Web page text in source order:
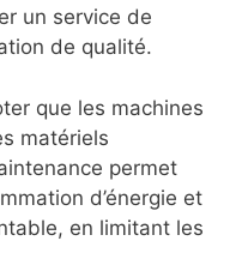
un service de
de qualité.
que les machines
matériels
permet
d’énergie et
en limitant les